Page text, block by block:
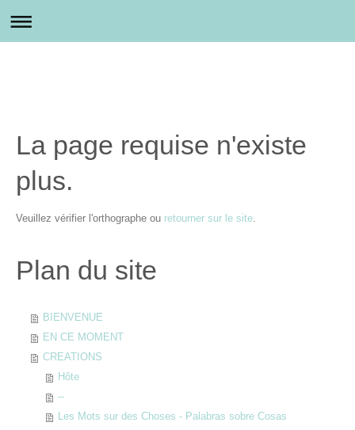
La page requise n'existe
plus.
Veuillez vérifier l'orthographe ou retourner sur le site.
Plan du site
BIENVENUE
EN CE MOMENT
CREATIONS
Hôte
--
Les Mots sur des Choses - Palabras sobre Cosas